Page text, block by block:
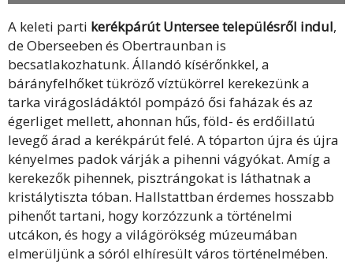
A keleti parti kerékpárút Untersee településről indul,
de Oberseeben és Obertraunban is
becsatlakozhatunk. Állandó kísérőnkkel, a
bárányfelhőket tükröző víztükörrel kerekezünk a
tarka virágosládáktól pompázó ősi faházak és az
égerliget mellett, ahonnan hűs, föld- és erdőillatú
levegő árad a kerékpárút felé. A tóparton újra és újra
kényelmes padok várják a pihenni vágyókat. Amíg a
kerekezők pihennek, pisztrángokat is láthatnak a
kristálytiszta tóban. Hallstattban érdemes hosszabb
pihenőt tartani, hogy korzózzunk a történelmi
utcákon, és hogy a világörökség múzeumában
elmerüljünk a sóról elhíresült város történelmében.